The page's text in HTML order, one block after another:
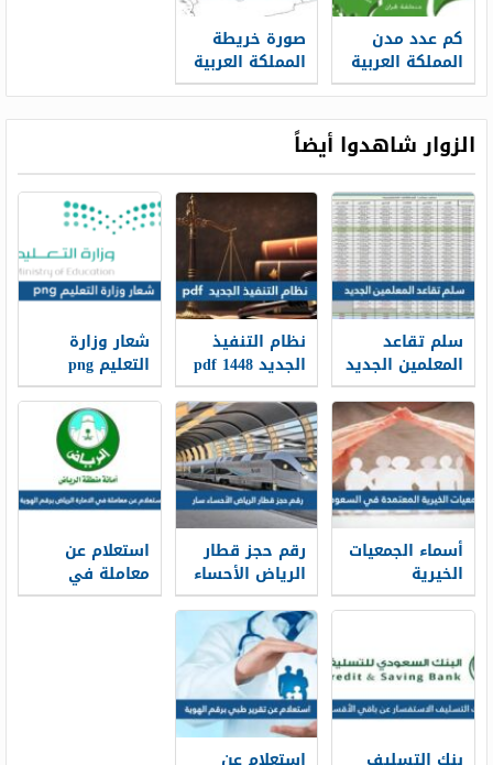
كم عدد مدن
المملكة العربية
السعودية
صورة خريطة
المملكة العربية
السعودية
الزوار شاهدوا أيضاً
سلم تقاعد
المعلمين الجديد
1448
نظام التنفيذ
الجديد 1448 pdf
شعار وزارة
التعليم png
الجديد 1448
أسماء الجمعيات
الخيرية
المعتمدة في
السعودية
رقم حجز قطار
الرياض الأحساء
سار محطة
القطار الموحد
1448
استعلام عن
معاملة في
الامارة الرياض